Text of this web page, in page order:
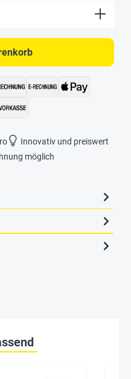
gewünschten
Innovativ und preiswert
möglich